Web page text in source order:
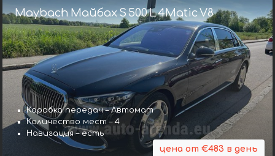
Maybach Майбах S 500 L 4Matic V8
Коробка передач – Автомат
Количество мест – 4
Навигация – есть
цена от €483 в день